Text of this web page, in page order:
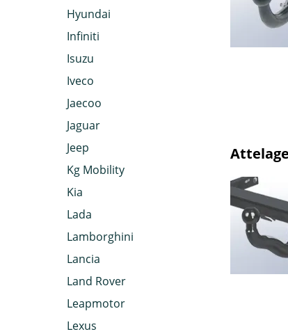
Hyundai
Infiniti
Isuzu
Iveco
Jaecoo
Jaguar
Jeep
Kg Mobility
Kia
Lada
Lamborghini
Lancia
Land Rover
Leapmotor
Lexus